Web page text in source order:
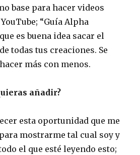
base para hacer videos
“Guía Alpha
es buena idea sacar el
todas tus creaciones. Se
más con menos.
añadir?
esta oportunidad que me
mostrarme tal cual soy y
el que esté leyendo esto;